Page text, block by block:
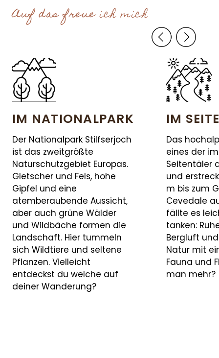
Auf das freue ich mich
IM NATIONALPARK
Der Nationalpark Stilfserjoch
ist das zweitgrößte
Naturschutzgebiet Europas.
Gletscher und Fels, hohe
Gipfel und eine
atemberaubende Aussicht,
aber auch grüne Wälder
und Wildbäche formen die
Landschaft. Hier tummeln
sich Wildtiere und seltene
Pflanzen. Vielleicht
entdeckst du welche auf
deiner Wanderung?
IM
Das
eines der
Seitentäler
und
m bis zum
Cevedale
fällte es
tanken:
Bergluft
Natur mit
Fauna und
man mehr?